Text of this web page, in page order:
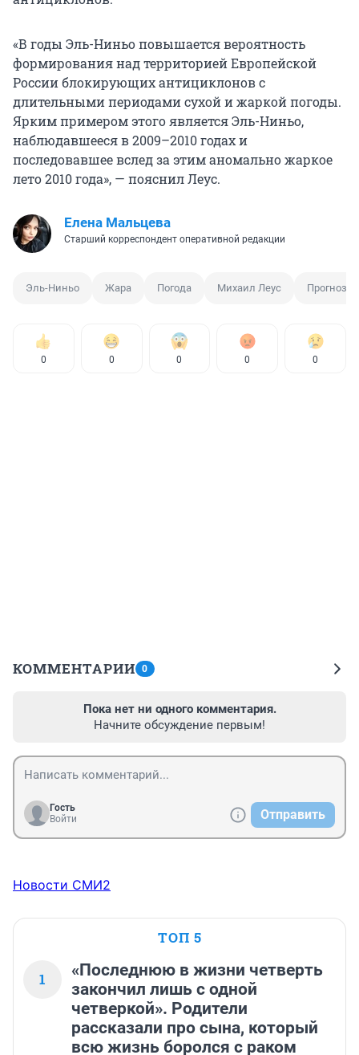
«В годы Эль-Ниньо повышается вероятность
формирования над территорией Европейской
России блокирующих антициклонов с
длительными периодами сухой и жаркой погоды.
Ярким примером этого является Эль-Ниньо,
наблюдавшееся в 2009–2010 годах и
последовавшее вслед за этим аномально жаркое
лето 2010 года», — пояснил Леус.
Елена Мальцева
Старший корреспондент оперативной редакции
Эль-Ниньо Жара Погода Михаил Леус Прогноз
0 0 0 0 0
КОММЕНТАРИИ 0
Пока нет ни одного комментария.
Начните обсуждение первым!
Гость
Войти
Отправить
Новости СМИ2
ТОП 5
1
«Последнюю в жизни четверть
закончил лишь с одной
четверкой». Родители
рассказали про сына, который
всю жизнь боролся с раком